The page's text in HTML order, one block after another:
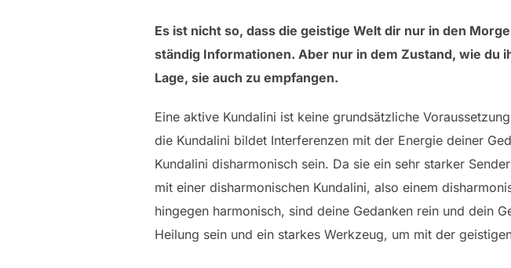
Es ist nicht so, dass die geistige Welt dir nur in den
ständig Informationen. Aber nur in dem Zustand, wie du
Lage, sie auch zu empfangen.
Eine aktive Kundalini ist keine grundsätzliche
die Kundalini bildet Interferenzen mit der Energie deiner
Kundalini disharmonisch sein. Da sie ein sehr starker
mit einer disharmonischen Kundalini, also einem
hingegen harmonisch, sind deine Gedanken rein und dein
Heilung sein und ein starkes Werkzeug, um mit der